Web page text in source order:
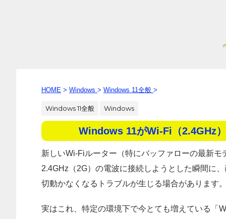
HOME > Windows > Windows 11全般 >
Windows 11全般 Windows
Windows 11がWi-Fi（2.4GHz
新しいWi-Fiルーター（特にバッファローの最新
2.4GHz（2G）の電波に接続しようとした瞬間に
切動かなくなるトラブルが生じる場合があります
実はこれ、特定の環境下で今とても増えている「